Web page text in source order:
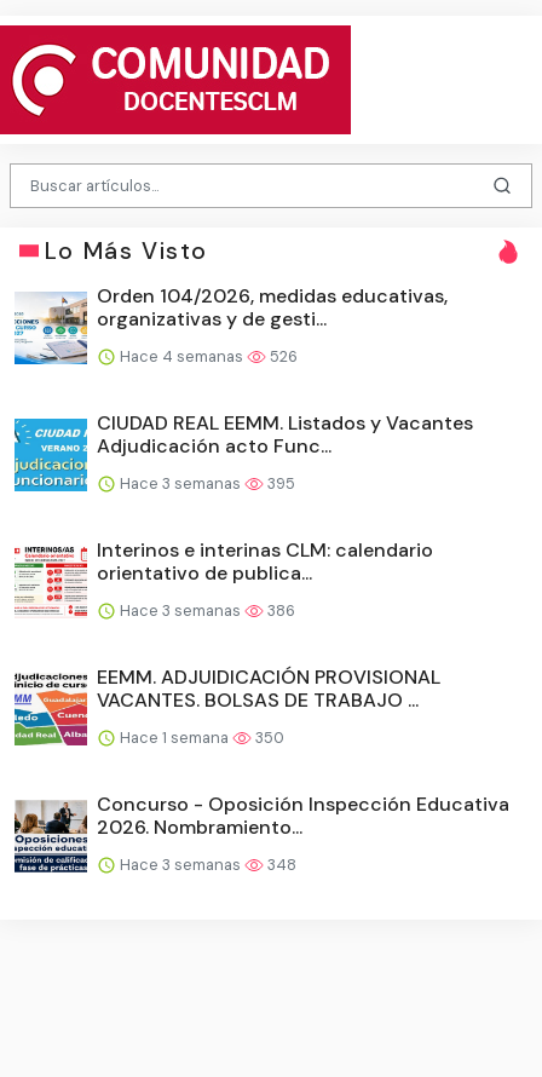
Lo Más Visto
Orden 104/2026, medidas educativas,
organizativas y de gesti...
Hace 4 semanas 526
CIUDAD REAL EEMM. Listados y Vacantes
Adjudicación acto Func...
Hace 3 semanas 395
Interinos e interinas CLM: calendario
orientativo de publica...
Hace 3 semanas 386
EEMM. ADJUIDICACIÓN PROVISIONAL
VACANTES. BOLSAS DE TRABAJO ...
Hace 1 semana 350
Concurso - Oposición Inspección Educativa
2026. Nombramiento...
Hace 3 semanas 348